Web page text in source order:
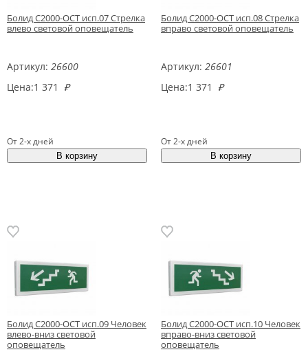
Болид С2000-ОСТ исп.07 Стрелка
влево световой оповещатель
Артикул: 26600
Цена:1 371 ₽
От 2-х дней
Болид С2000-ОСТ исп.08 Стрелка
вправо световой оповещатель
Артикул: 26601
Цена:1 371 ₽
От 2-х дней
Болид С2000-ОСТ исп.09 Человек
влево-вниз световой
оповещатель
Болид С2000-ОСТ исп.10 Человек
вправо-вниз световой
оповещатель